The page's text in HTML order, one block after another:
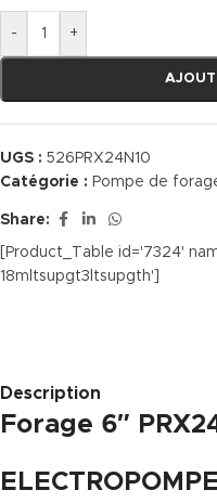
- +
UGS : 526PRX24N10
Catégorie : Pompe de
Share:
[Product_Table id='7324'
18mltsupgt3ltsupgth']
Description
Forage 6″